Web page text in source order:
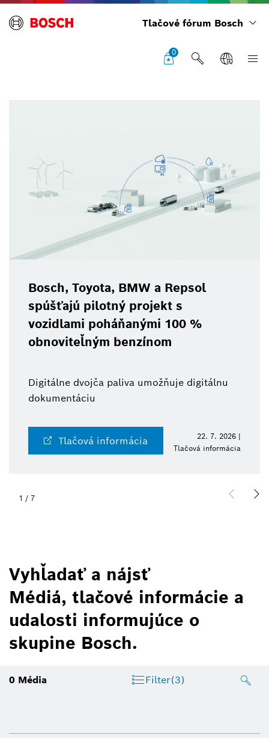
Tlačové fórum Bosch
0
Bosch, Toyota, BMW a Repsol
spúšťajú pilotný projekt s
vozidlami poháňanými 100 %
obnoviteľným benzínom
Digitálne dvojča paliva umožňuje digitálnu
dokumentáciu
Tlačová informácia
22. 7. 2026 |
Tlačová informácia
1 / 7
Vyhľadať a nájsť
Médiá, tlačové informácie a
udalosti informujúce o
skupine Bosch.
0 Média Filter(3)